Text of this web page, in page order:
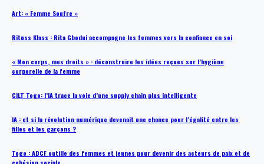
Art: « Femme Soufre »
Rituss Klass : Rita Gbodui accompagne les femmes vers la confiance en soi
« Mon corps, mes droits » : déconstruire les idées reçues sur l’hygiène
corporelle de la femme
CILT Togo: l’IA trace la voie d’une supply chain plus intelligente
IA : et si la révolution numérique devenait une chance pour l’égalité entre les
filles et les garçons ?
Togo : ADCF outille des femmes et jeunes pour devenir des acteurs de paix et de
cohésion sociale